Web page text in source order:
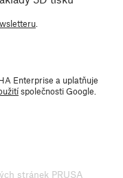
Enterprise a uplatňuje
společnosti Google.
stránek PRUSA